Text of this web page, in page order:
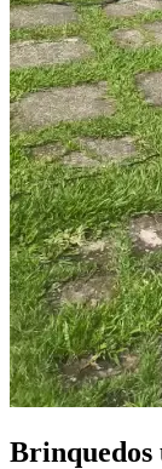
Brinquedos